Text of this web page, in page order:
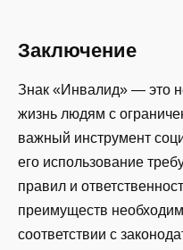
Заключение
Знак «Инвалид» — это
жизнь людям с
важный инструмент
его использование
правил и
преимуществ
соответствии с